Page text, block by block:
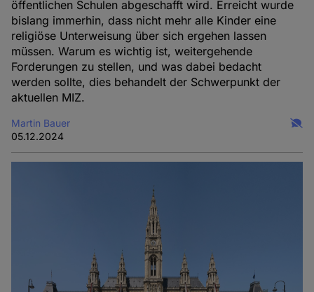
öffentlichen Schulen abgeschafft wird. Erreicht wurde
bislang immerhin, dass nicht mehr alle Kinder eine
religiöse Unterweisung über sich ergehen lassen
müssen. Warum es wichtig ist, weitergehende
Forderungen zu stellen, und was dabei bedacht
werden sollte, dies behandelt der Schwerpunkt der
aktuellen MIZ.
Martin Bauer
05.12.2024